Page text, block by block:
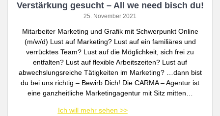
Verstärkung gesucht – All we need bisch du!
25. November 2021
Mitarbeiter Marketing und Grafik mit Schwerpunkt Online
(m/w/d) Lust auf Marketing? Lust auf ein familiäres und
verrücktes Team? Lust auf die Möglichkeit, sich frei zu
entfalten? Lust auf flexible Arbeitszeiten? Lust auf
abwechslungsreiche Tätigkeiten im Marketing? …dann bist
du bei uns richtig – Bewirb Dich! Die CARMA – Agentur ist
eine ganzheitliche Marketingagentur mit Sitz mitten…